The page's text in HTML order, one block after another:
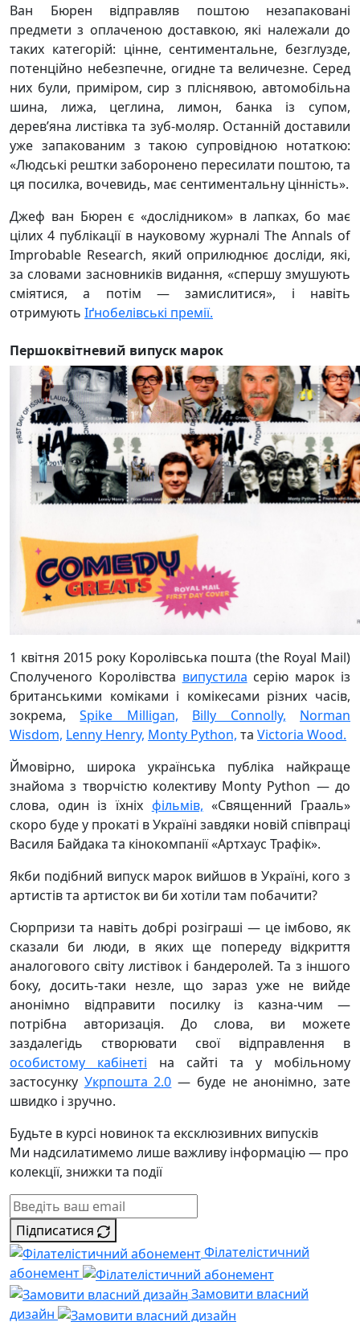
Ван Бюрен відправляв поштою незапаковані
предмети з оплаченою доставкою, які належали до
таких категорій: цінне, сентиментальне, безглузде,
потенційно небезпечне, огидне та величезне. Серед
них були, приміром, сир з пліснявою, автомобільна
шина, лижа, цеглина, лимон, банка із супом,
дерев’яна листівка та зуб-моляр. Останній доставили
уже запакованим з такою супровідною нотаткою:
«Людські рештки заборонено пересилати поштою, та
ця посилка, вочевидь, має сентиментальну цінність».
Джеф ван Бюрен є «дослідником» в лапках, бо має
цілих 4 публікації в науковому журналі The Annals of
Improbable Research, який оприлюднює досліди, які,
за словами засновників видання, «спершу змушують
сміятися, а потім — замислитися», і навіть
отримують Іґнобелівські премії.
Першоквітневий випуск марок
1 квітня 2015 року Королівська пошта (the Royal Mail)
Сполученого Королівства випустила серію марок із
британськими коміками і комікесами різних часів,
зокрема,Spike Milligan, Billy Connolly,
Norman
Wisdom, Lenny Henry, Monty Python, та Victoria Wood.
Ймовірно, широка українська публіка найкраще
знайома з творчістю колективу Monty Python — до
слова, один із їхніх фільмів, «Священний Грааль»
скоро буде у прокаті в Україні завдяки новій співпраці
Василя Байдака та кінокомпанії «Артхаус Трафік».
Якби подібний випуск марок вийшов в Україні, кого з
артистів та артисток ви би хотіли там побачити?
Сюрпризи та навіть добрі розіграші — це імбово, як
сказали би люди, в яких ще попереду відкриття
аналогового світу листівок і бандеролей. Та з іншого
боку, досить-таки незле, що зараз уже не вийде
анонімно відправити посилку із казна-чим —
потрібна авторизація. До слова, ви можете
заздалегідь створювати свої відправлення в
особистому кабінеті на сайті та у мобільному
застосунку Укрпошта 2.0 — буде не анонімно, зате
швидко і зручно.
Будьте в курсі новинок та ексклюзивних випусків
Ми надсилатимемо лише важливу інформацію — про
колекції, знижки та події
Підписатися
Філателістичний
абонемент
Замовити власний
дизайн